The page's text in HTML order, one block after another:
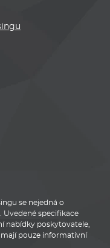
se nejedná o
Uvedené specifikace
nabídky poskytovatele,
mají pouze informativní